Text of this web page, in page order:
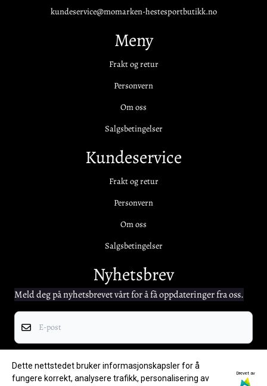
kundeservice@momarken-hestesportbutikk.no
Meny
Frakt og retur
Personvern
Om oss
Salgsbetingelser
Kundeservice
Frakt og retur
Personvern
Om oss
Salgsbetingelser
Nyhetsbrev
Meld deg på nyhetsbrevet vårt for å få oppdateringer fra oss.
Registrer deg
Dette nettstedet bruker informasjonskapsler for å
fungere korrekt, analysere trafikk, personalisering av
Drevet av